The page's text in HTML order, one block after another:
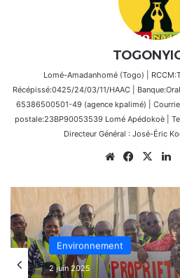
Lomé-Amadanhomé (Togo) |
Récépissé:0425/24/03/11/HAAC |
65386500501-49 (agence kpalimé) |
postale:23BP90053539 Lomé Apédokoè |
Directeur Général : José-Éric
Website X
Environnement
Environnement
24 février 2025